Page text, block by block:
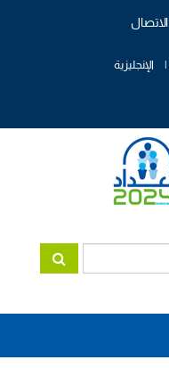
الاتصال
الإنجليزية